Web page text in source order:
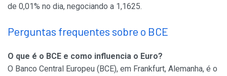
de 0,01% no dia, negociando a 1,1625.
Perguntas frequentes sobre o BCE
O que é o BCE e como influencia o Euro?
O Banco Central Europeu (BCE), em Frankfurt, Alemanha, é o